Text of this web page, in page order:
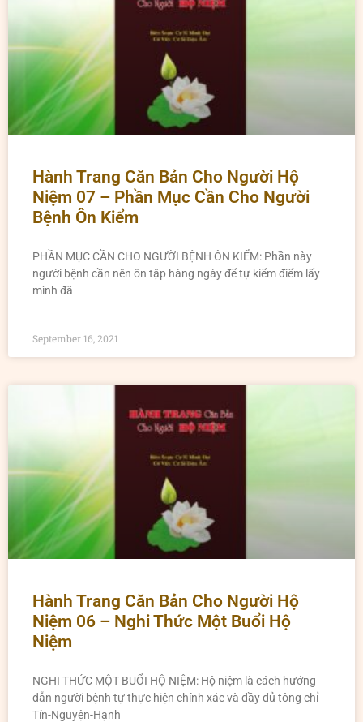
Hành Trang Căn Bản Cho Người Hộ
Niệm 07 – Phần Mục Cần Cho Người
Bệnh Ôn Kiểm
PHẦN MỤC CẦN CHO NGƯỜI BỆNH ÔN KIỂM: Phần này
người bệnh cần nên ôn tập hàng ngày để tự kiểm điểm lấy
mình đã
September 16, 2021
Hành Trang Căn Bản Cho Người Hộ
Niệm 06 – Nghi Thức Một Buổi Hộ
Niệm
NGHI THỨC MỘT BUỔI HỘ NIỆM: Hộ niệm là cách hướng
dẫn người bệnh tự thực hiện chính xác và đầy đủ tông chỉ
Tín-Nguyện-Hạnh